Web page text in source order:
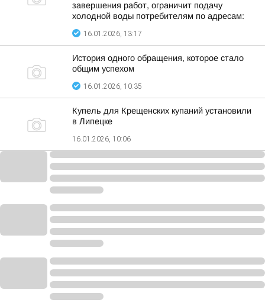
завершения работ, ограничит подачу
холодной воды потребителям по адресам:
16.01.2026, 13:17
История одного обращения, которое стало
общим успехом
16.01.2026, 10:35
Купель для Крещенских купаний установили
в Липецке
16.01.2026, 10:06